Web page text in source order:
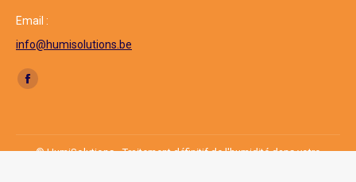
Email :
info@humisolutions.be
Trouvez nous sur :
Facebook
in© HumiSolutions - Traitement définitif de l'humidité dans votre